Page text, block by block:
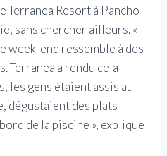
Terranea Resort à Pancho
sans chercher ailleurs. «
week-end ressemble à des
Terranea a rendu cela
les gens étaient assis au
dégustaient des plats
de la piscine », explique